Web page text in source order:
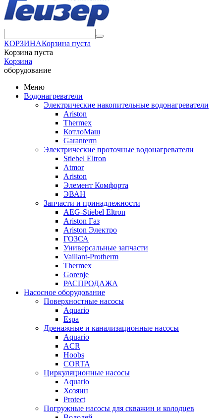
КОРЗИНАКорзина пуста
Корзина пуста
Корзина
оборудование
Меню
Водонагреватели
Электрические накопительные водонагреватели
Ariston
Thermex
КотлоМаш
Garanterm
Электрические проточные водонагреватели
Stiebel Eltron
Atmor
Ariston
Элемент Комфорта
ЭВАН
Запчасти и принадлежности
AEG-Stiebel Eltron
Ariston Газ
Ariston Электро
ГОЗСА
Универсальные запчасти
Vaillant-Protherm
Thermex
Gorenje
РАСПРОДАЖА
Насосное оборудование
Поверхностные насосы
Aquario
Espa
Дренажные и канализационные насосы
Aquario
ACR
Hoobs
CORTA
Циркуляционные насосы
Aquario
Хозяин
Protect
Погружные насосы для скважин и колодцев